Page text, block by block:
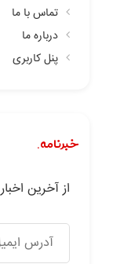
تماس با ما
درباره ما
پنل کاربری
خبرنامه.
از آخرین